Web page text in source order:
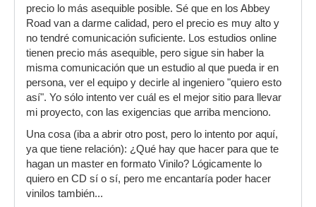
precio lo más asequible posible. Sé que en los Abbey
Road van a darme calidad, pero el precio es muy alto y
no tendré comunicación suficiente. Los estudios online
tienen precio más asequible, pero sigue sin haber la
misma comunicación que un estudio al que pueda ir en
persona, ver el equipo y decirle al ingeniero "quiero esto
así". Yo sólo intento ver cuál es el mejor sitio para llevar
mi proyecto, con las exigencias que arriba menciono.
Una cosa (iba a abrir otro post, pero lo intento por aquí,
ya que tiene relación): ¿Qué hay que hacer para que te
hagan un master en formato Vinilo? Lógicamente lo
quiero en CD sí o sí, pero me encantaría poder hacer
vinilos también...